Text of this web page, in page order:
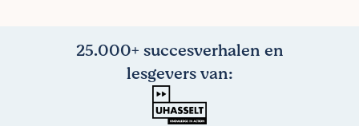
25.000+ succesverhalen en
lesgevers van: